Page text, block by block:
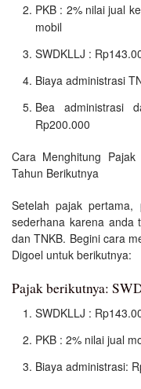
PKB : 2% nilai jual
mobil
SWDKLLJ :
Biaya administrasi
Bea administrasi
Rp200.000
Cara Menghitung
Tahun Berikutnya
Setelah pajak pertama,
sederhana karena anda
dan TNKB. Begini cara
Digoel untuk berikutnya:
Pajak berikutnya:
SWDKLLJ :
PKB : 2% nilai jual
Biaya administrasi: